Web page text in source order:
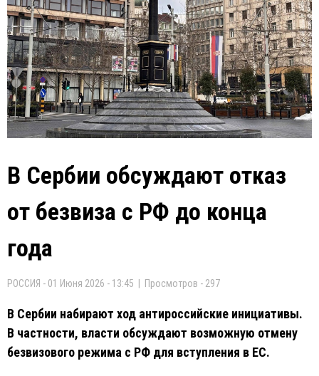
В Сербии обсуждают отказ
от безвиза с РФ до конца
года
РОССИЯ - 01 Июня 2026 - 13:45 | Просмотров - 297
В Сербии набирают ход антироссийские инициативы.
В частности, власти обсуждают возможную отмену
безвизового режима с РФ для вступления в ЕС.